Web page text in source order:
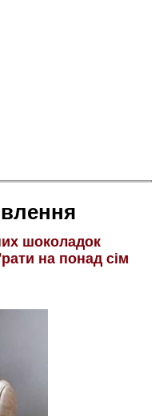
шоколадок
на понад сім